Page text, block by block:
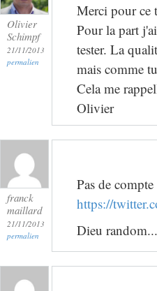
Olivier
Schimpf
21/11/2013
permalien
Merci pour ce
Pour la part
tester. La
mais comme
Cela me
Olivier
franck
maillard
21/11/2013
permalien
Pas de
https://
Dieu random...